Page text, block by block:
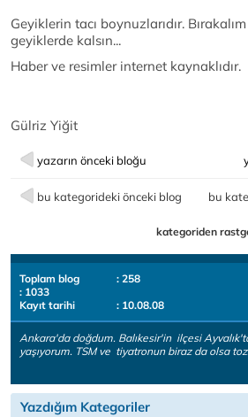
Geyiklerin tacı boynuzlarıdır.
geyiklerde kalsın...
Haber ve resimler internet kaynaklıdır.
Gülriz Yiğit
yazarın önceki bloğu
bu kategorideki önceki blog bu
kategoriden
Toplam blog
: 258
: 1033
Kayıt tarihi
: 10.08.08
Ankara'da doğdum. Balıkesir'in ilçesi
yaşıyorum. TSM ve tiyatronun biraz da olsa
Yazdığım Kategoriler